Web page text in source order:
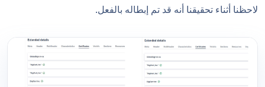
لاحظنا أثناء تحقيقنا أنه قد تم إبطاله بالفعل.